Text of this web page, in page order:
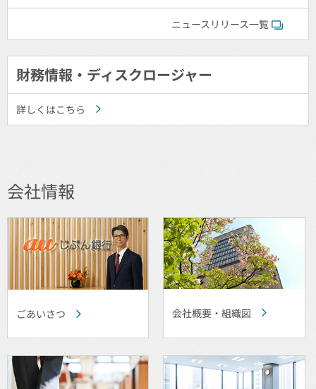
ニュースリリース一覧
財務情報・ディスクロージャー
詳しくはこちら
会社情報
ごあいさつ 会社概要・組織図